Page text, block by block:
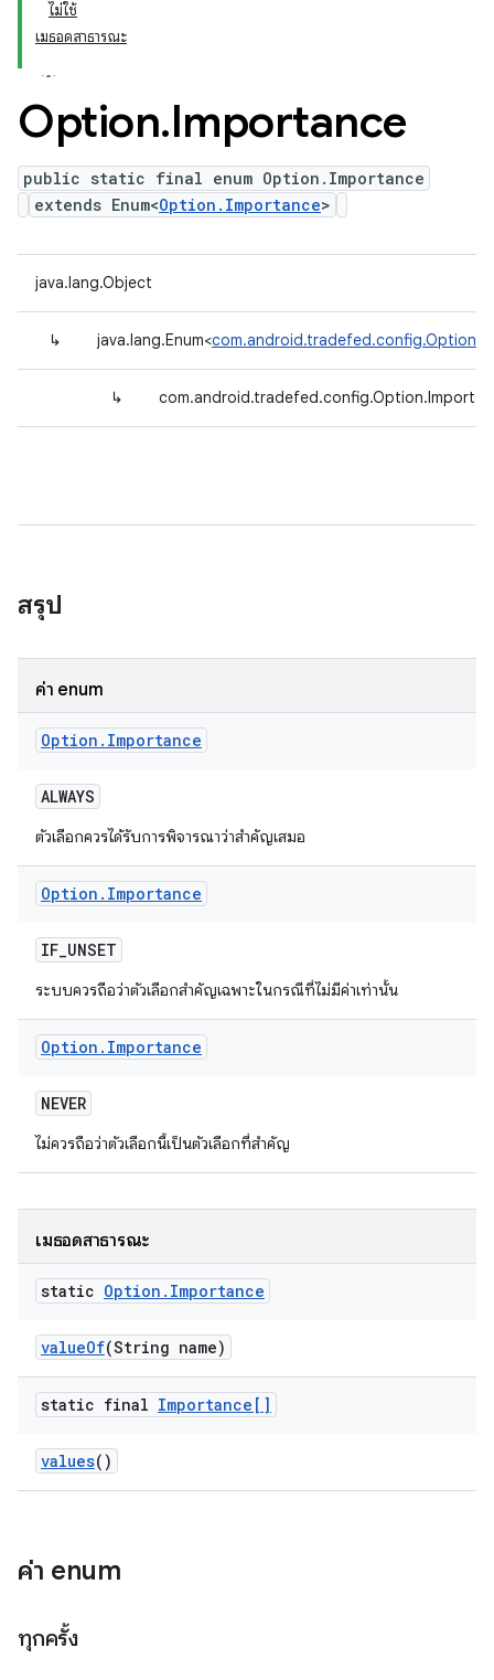
ไม่ใช้
เมธอดสาธารณะ
Option.Importance
public static final enum Option.Importance
extends Enum<Option.Importance>
java.lang.Object
↳ java.lang.Enum<
↳
สรุป
ค่า enum
Option . Importance
ALWAYS
ตัวเลือกควรได้รับการพิจารณาว่าสำคัญเสมอ
Option . Importance
IF_UNSET
ระบบควรถือว่าตัวเลือกสำคัญเฉพาะในกรณีที่ไม่มีค่าเท่านั้น
Option . Importance
NEVER
ไม่ควรถือว่าตัวเลือกนี้เป็นตัวเลือกที่สําคัญ
เมธอดสาธารณะ
static Option . Importance
valueOf(String name)
static final Importance[]
values()
ค่า enum
ทุกครั้ง